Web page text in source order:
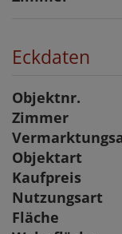
Eckdaten
Objektnr.
Zimmer
Objektart
Kaufpreis
Nutzungsart
Fläche